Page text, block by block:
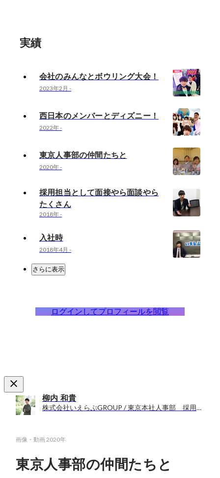
実績
会社のみんなとボウリング大会！
2023年2月 -
西日本のメンバーとディズニー！
2022年-
東京人事部の仲間たちと
2020年-
採用担当として面接やら面談やら
たくさん
2018年-
入社時
2018年4月 -
さらに表示
ログインしてプロフィールを閲覧
柳内 和貴
株式会社いえらぶGROUP / 東京本社人事部 採用担当
画像・動画2020年
東京人事部の仲間たちと